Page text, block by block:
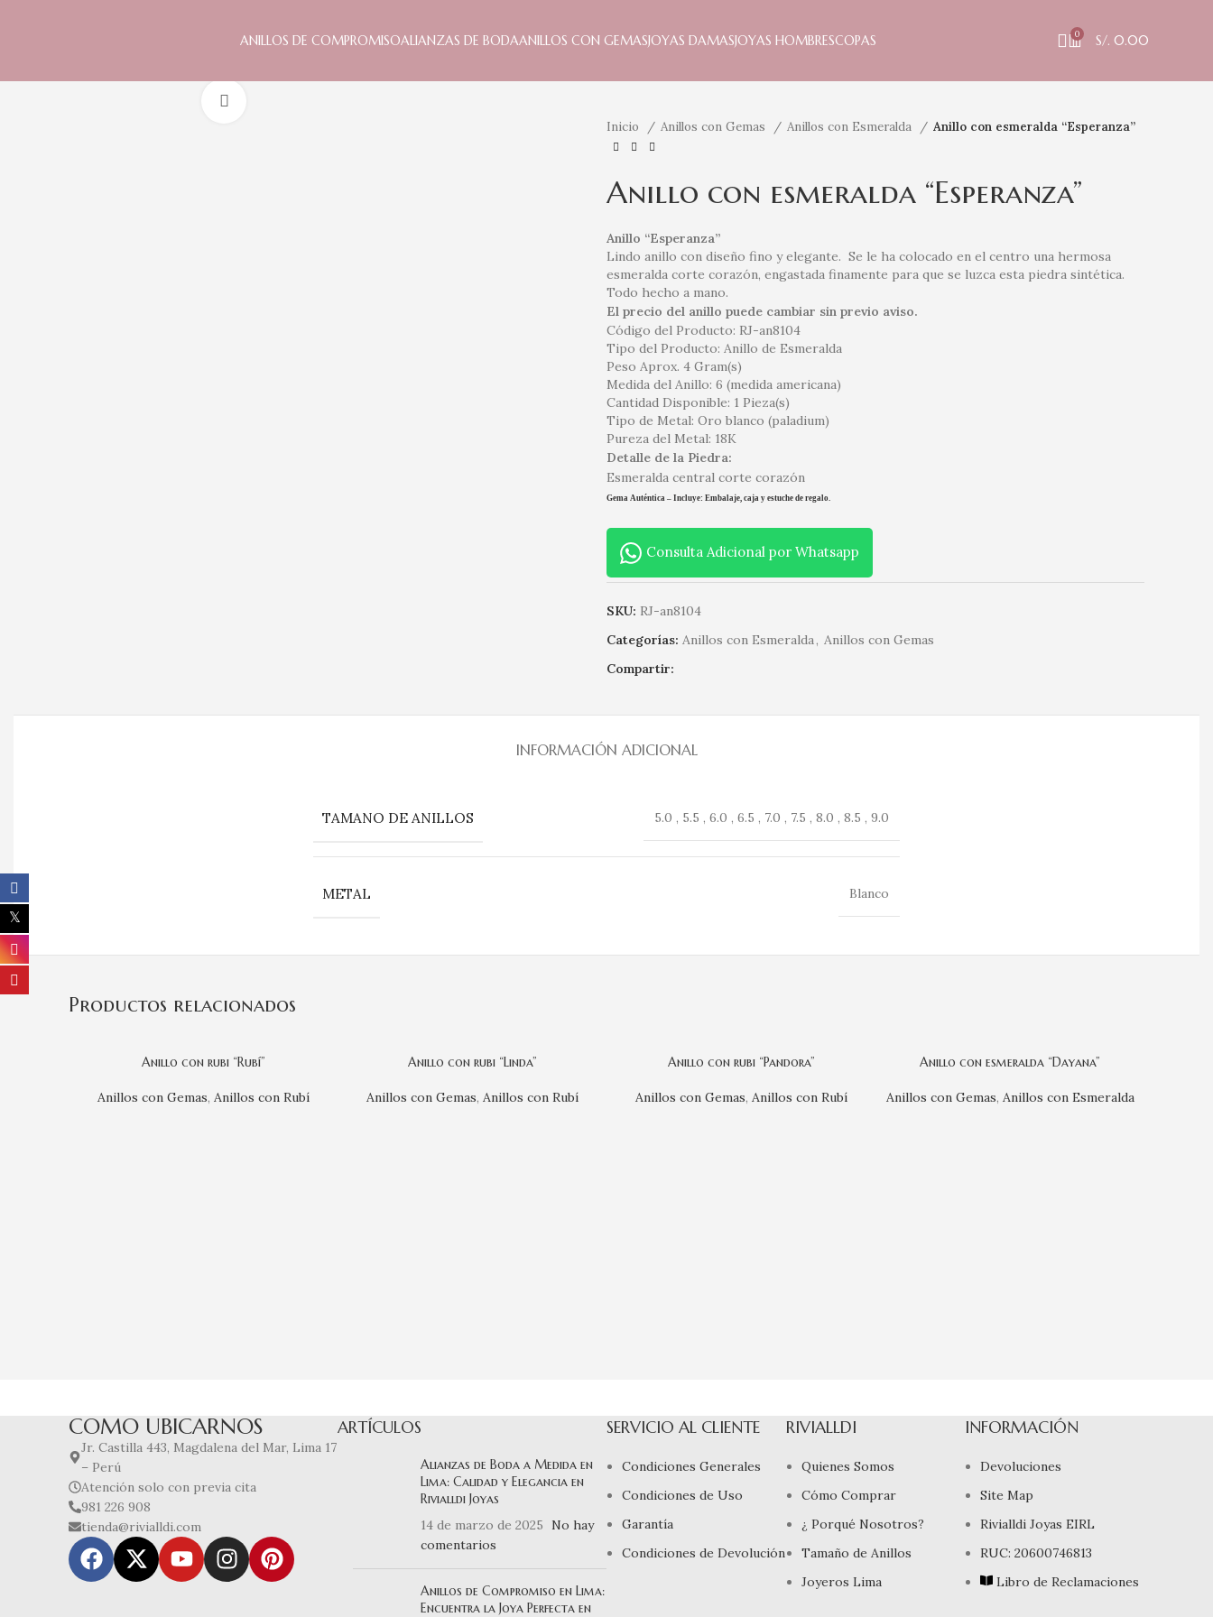
ANILLOS DE COMPROMISOALIANZAS DE BODAANILLOS CON GEMASJOYAS DAMASJOYAS HOMBRESCOPAS 0 S/. 0.00
Inicio Anillos con Gemas Anillos con Esmeralda Anillo con esmeralda “Esperanza”
Anillo con esmeralda “Esperanza”
Anillo “Esperanza”
Lindo anillo con diseño fino y elegante. Se le ha colocado en el centro una hermosa
esmeralda corte corazón, engastada finamente para que se luzca esta piedra sintética.
Todo hecho a mano.
El precio del anillo puede cambiar sin previo aviso.
Código del Producto: RJ-an8104
Tipo del Producto: Anillo de Esmeralda
Peso Aprox. 4 Gram(s)
Medida del Anillo: 6 (medida americana)
Cantidad Disponible: 1 Pieza(s)
Tipo de Metal: Oro blanco (paladium)
Pureza del Metal: 18K
Detalle de la Piedra:
Esmeralda central corte corazón
Gema Auténtica – Incluye: Embalaje, caja y estuche de regalo.
Consulta Adicional por Whatsapp
SKU: RJ-an8104
Categorías: Anillos con Esmeralda, Anillos con Gemas
Compartir:
INFORMACIÓN ADICIONAL
TAMANO DE ANILLOS 5.0 , 5.5 , 6.0 , 6.5 , 7.0 , 7.5 , 8.0 , 8.5 , 9.0
METAL Blanco
Productos relacionados
Anillo con rubi “Rubí”
Anillos con Gemas, Anillos con Rubí
Anillo con rubi “Linda”
Anillos con Gemas, Anillos con Rubí
Anillo con rubi “Pandora”
Anillos con Gemas, Anillos con Rubí
Anillo con esmeralda “Dayana”
Anillos con Gemas, Anillos con Esmeralda
COMO UBICARNOS
Jr. Castilla 443, Magdalena del Mar, Lima 17
– Perú
Atención solo con previa cita
981 226 908
tienda@rivialldi.com
ARTÍCULOS
Alianzas de Boda a Medida en
Lima: Calidad y Elegancia en
Rivialldi Joyas
14 de marzo de 2025
No hay
comentarios
Anillos de Compromiso en Lima:
Encuentra la Joya Perfecta en
SERVICIO AL CLIENTE
Condiciones Generales
Condiciones de Uso
Garantía
Condiciones de Devolución
RIVIALLDI
Quienes Somos
Cómo Comprar
¿ Porqué Nosotros?
Tamaño de Anillos
Joyeros Lima
INFORMACIÓN
Devoluciones
Site Map
Rivialldi Joyas EIRL
RUC: 20600746813
Libro de Reclamaciones